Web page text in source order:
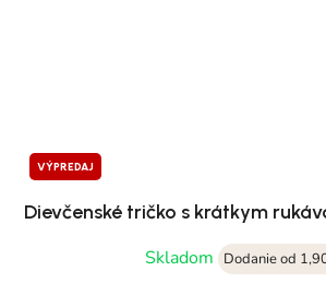
VÝPREDAJ
Dievčenské tričko s krátkym
Skladom
Dodanie od